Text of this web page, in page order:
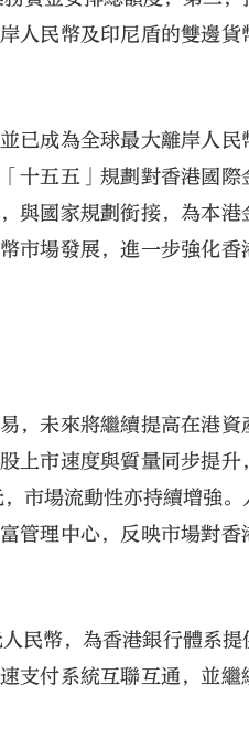
人民幣及印尼盾的雙邊貨
已成為全球最大離岸人民
十五五」規劃對香港國際
與國家規劃銜接，為本港
市場發展，進一步強化香
，未來將繼續提高在港資
上市速度與質量同步提升
市場流動性亦持續增強
管理中心，反映市場對香
民幣，為香港銀行體系提
支付系統互聯互通，並繼